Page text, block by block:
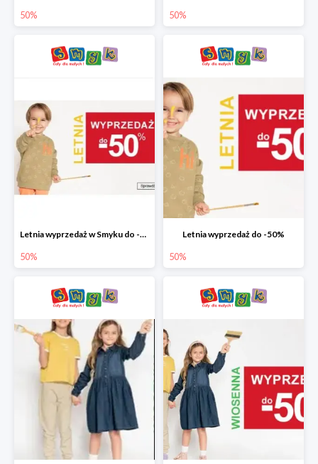
50% 50%
Letnia wyprzedaż w Smyku do -50%
50%
Letnia wyprzedaż do -50%
50%